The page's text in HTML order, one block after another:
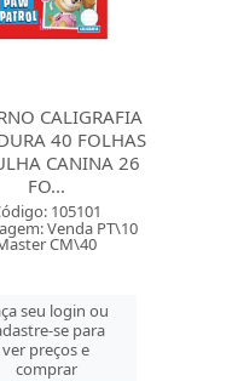
CALIGRAFIA
40 FOLHAS
CANINA 26
FO...
105101
Venda PT\10
CM\40
seu login ou
se para
ver preços e
comprar